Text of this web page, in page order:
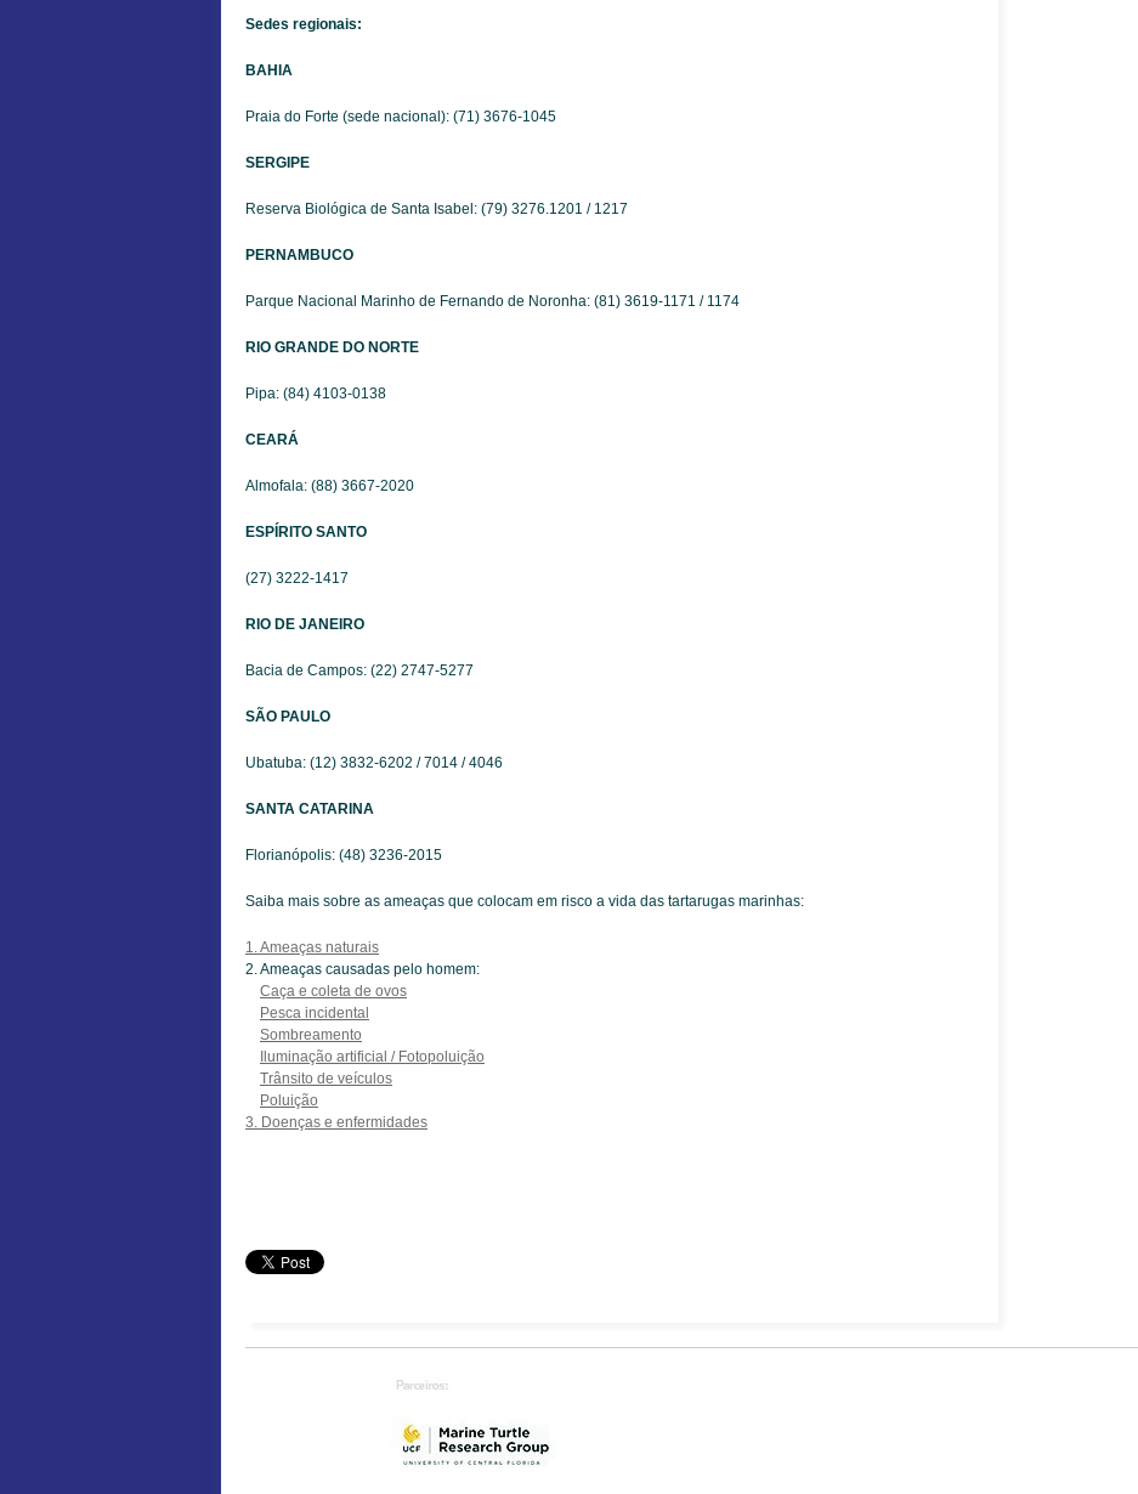
Sedes regionais:
BAHIA
Praia do Forte (sede nacional): (71) 3676-1045
SERGIPE
Reserva Biológica de Santa Isabel: (79) 3276.1201 / 1217
PERNAMBUCO
Parque Nacional Marinho de Fernando de Noronha: (81) 3619-1171 / 1174
RIO GRANDE DO NORTE
Pipa: (84) 4103-0138
CEARÁ
Almofala: (88) 3667-2020
ESPÍRITO SANTO
(27) 3222-1417
RIO DE JANEIRO
Bacia de Campos: (22) 2747-5277
SÃO PAULO
Ubatuba: (12) 3832-6202 / 7014 / 4046
SANTA CATARINA
Florianópolis: (48) 3236-2015
Saiba mais sobre as ameaças que colocam em risco a vida das tartarugas marinhas:
1. Ameaças naturais
2. Ameaças causadas pelo homem:
Caça e coleta de ovos
Pesca incidental
Sombreamento
Iluminação artificial / Fotopoluição
Trânsito de veículos
Poluição
3. Doenças e enfermidades